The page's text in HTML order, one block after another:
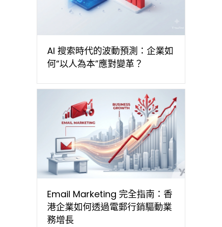
AI 搜索時代的波動預測：企業如
何“以人為本”應對變革？
Email Marketing 完全指南：香
港企業如何透過電郵行銷驅動業
務增長